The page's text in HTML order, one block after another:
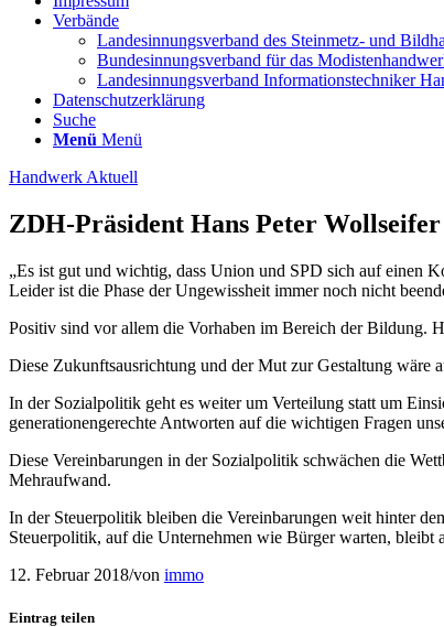
Verbände
Landesinnungsverband des Steinmetz- und
Bundesinnungsverband für das
Landesinnungsverband Informationstechniker
Datenschutzerklärung
Suche
Menü Menü
Handwerk Aktuell
ZDH-Präsident Hans Peter
„Es ist gut und wichtig, dass Union und SPD sich auf einen
Leider ist die Phase der Ungewissheit immer noch nicht
Positiv sind vor allem die Vorhaben im Bereich der Bildung.
Diese Zukunftsausrichtung und der Mut zur Gestaltung wäre
In der Sozialpolitik geht es weiter um Verteilung statt um
generationengerechte Antworten auf die wichtigen Fragen
Diese Vereinbarungen in der Sozialpolitik schwächen die
Mehraufwand.
In der Steuerpolitik bleiben die Vereinbarungen weit hinter
Steuerpolitik, auf die Unternehmen wie Bürger warten, bleibt
12. Februar 2018/von immo
Eintrag teilen